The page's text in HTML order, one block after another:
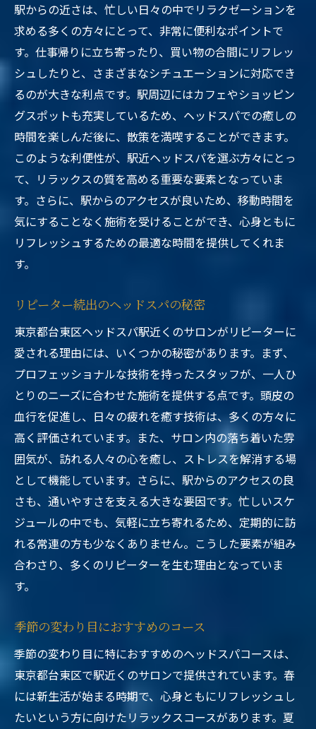
駅からの近さは、忙しい日々の中でリラクゼーションを
求める多くの方々にとって、非常に便利なポイントで
す。仕事帰りに立ち寄ったり、買い物の合間にリフレッ
シュしたりと、さまざまなシチュエーションに対応でき
るのが大きな利点です。駅周辺にはカフェやショッピン
グスポットも充実しているため、ヘッドスパでの癒しの
時間を楽しんだ後に、散策を満喫することができます。
このような利便性が、駅近ヘッドスパを選ぶ方々にとっ
て、リラックスの質を高める重要な要素となっていま
す。さらに、駅からのアクセスが良いため、移動時間を
気にすることなく施術を受けることができ、心身ともに
リフレッシュするための最適な時間を提供してくれま
す。
リピーター続出のヘッドスパの秘密
東京都台東区ヘッドスパ駅近くのサロンがリピーターに
愛される理由には、いくつかの秘密があります。まず、
プロフェッショナルな技術を持ったスタッフが、一人ひ
とりのニーズに合わせた施術を提供する点です。頭皮の
血行を促進し、日々の疲れを癒す技術は、多くの方々に
高く評価されています。また、サロン内の落ち着いた雰
囲気が、訪れる人々の心を癒し、ストレスを解消する場
として機能しています。さらに、駅からのアクセスの良
さも、通いやすさを支える大きな要因です。忙しいスケ
ジュールの中でも、気軽に立ち寄れるため、定期的に訪
れる常連の方も少なくありません。こうした要素が組み
合わさり、多くのリピーターを生む理由となっていま
す。
季節の変わり目におすすめのコース
季節の変わり目に特におすすめのヘッドスパコースは、
東京都台東区で駅近くのサロンで提供されています。春
には新生活が始まる時期で、心身ともにリフレッシュし
たいという方に向けたリラックスコースがあります。夏